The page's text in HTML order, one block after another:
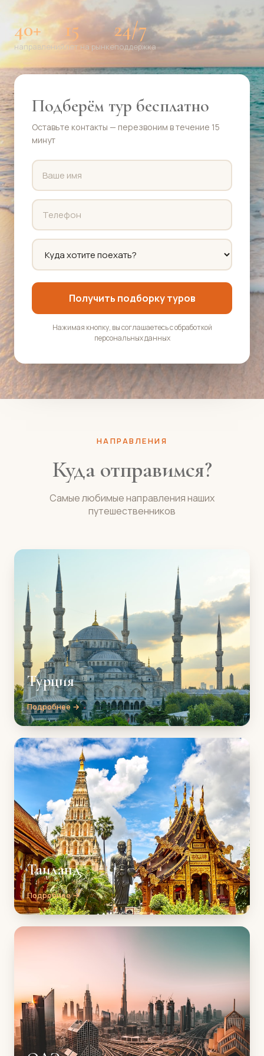
40+
направлений
15
лет на рынке
24/7
поддержка
Подберём тур бесплатно
Оставьте контакты — перезвоним в течение 15
минут
Получить подборку туров
Нажимая кнопку, вы соглашаетесь с обработкой
персональных данных
НАПРАВЛЕНИЯ
Куда отправимся?
Самые любимые направления наших
путешественников
Турция
Подробнее →
Таиланд
Подробнее →